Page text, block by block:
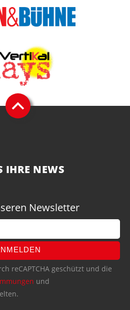
IHRE NEWS
Newsletter
reCAPTCHA geschützt und die
und